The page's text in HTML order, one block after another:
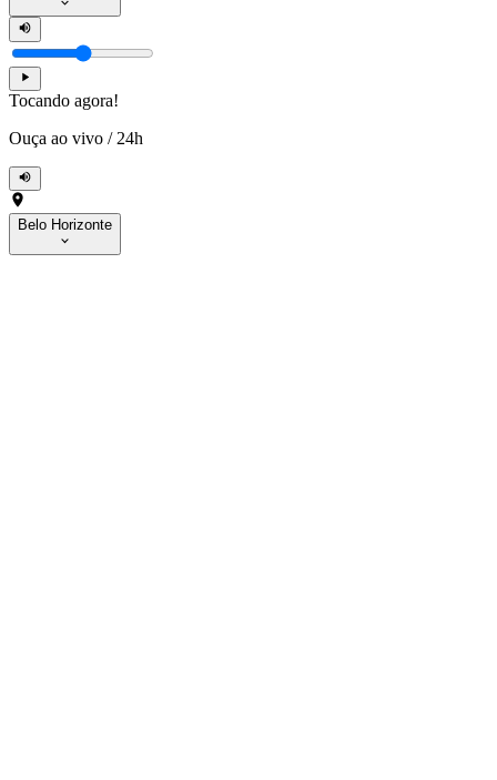
Tocando agora!
Ouça ao vivo / 24h
Belo Horizonte